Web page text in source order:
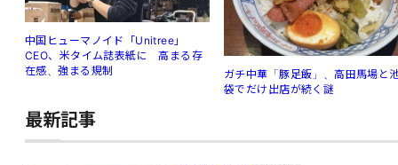
中国ヒューマノイド「Unitree」
CEO、米タイム誌表紙に 高まる存
在感、強まる規制
ガチ中華「豚足飯」、高田馬場と
袋でだけ出店が続く謎
最新記事